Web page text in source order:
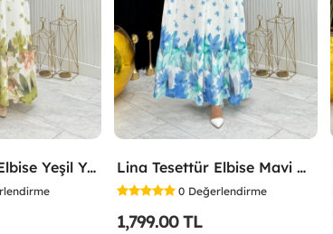
Lina Tesettür Elbise Yeşil Yeşil Lina Tesettür Elbise Mavi Mavi
0 Değerlendirme
1,799.00 TL